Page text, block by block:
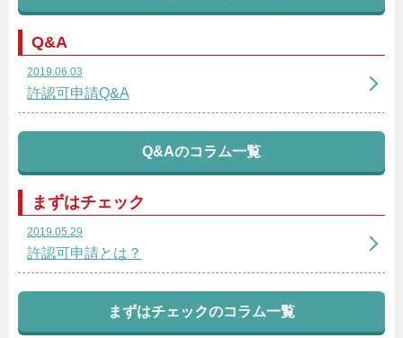
Q&A
2019.06.03
許認可申請Q&A
Q&Aのコラム一覧
まずはチェック
2019.05.29
許認可申請とは？
まずはチェックのコラム一覧